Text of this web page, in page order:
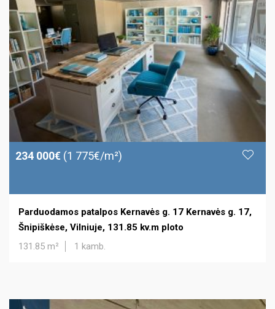
234 000€ (1 775€/m²)
Parduodamos patalpos Kernavės g. 17 Kernavės g. 17,
Šnipiškėse, Vilniuje, 131.85 kv.m ploto
131.85 m²
1 kamb.